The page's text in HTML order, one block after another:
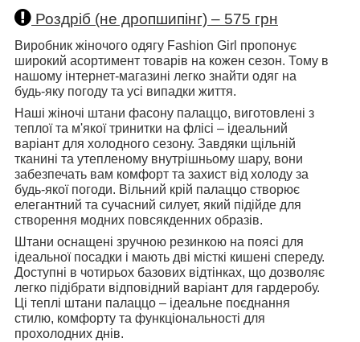
Роздріб (не дропшипінг) – 575 грн
Виробник жіночого одягу Fashion Girl пропонує
широкий асортимент товарів на кожен сезон. Тому в
нашому інтернет-магазині легко знайти одяг на
будь-яку погоду та усі випадки життя.
Наші жіночі штани фасону палаццо, виготовлені з
теплої та м'якої тринитки на флісі – ідеальний
варіант для холодного сезону. Завдяки щільній
тканині та утепленому внутрішньому шару, вони
забезпечать вам комфорт та захист від холоду за
будь-якої погоди. Вільний крій палаццо створює
елегантний та сучасний силует, який підійде для
створення модних повсякденних образів.
Штани оснащені зручною резинкою на поясі для
ідеальної посадки і мають дві місткі кишені спереду.
Доступні в чотирьох базових відтінках, що дозволяє
легко підібрати відповідний варіант для гардеробу.
Ці теплі штани палаццо – ідеальне поєднання
стилю, комфорту та функціональності для
прохолодних днів.